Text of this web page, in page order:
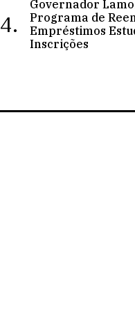
4.
Governador
Programa de
Empréstimos
Inscrições